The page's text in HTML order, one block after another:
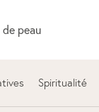
peau
Spiritualité